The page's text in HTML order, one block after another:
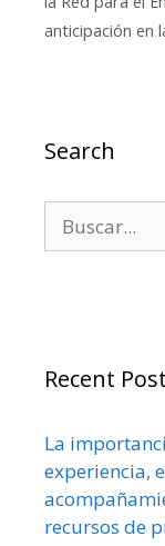
anticipación en
Search
Buscar:
Recent
La
experiencia,
recursos de